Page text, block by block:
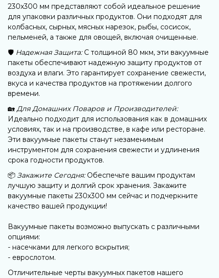
230х300 мм представляют собой идеальное решение
для упаковки различных продуктов. Они подходят для
колбасных, сырных, мясных нарезок, рыбы, сосисок,
пельменей, а также для овощей, включая очищенные.
🛡️ Надежная Защита:С толщиной 80 мкм, эти вакуумные
пакеты обеспечивают надежную защиту продуктов от
воздуха и влаги. Это гарантирует сохранение свежести,
вкуса и качества продуктов на протяжении долгого
времени.
🏡 Для Домашних Поваров и Производителей:
Идеально подходит для использования как в домашних
условиях, так и на производстве, в кафе или ресторане.
Эти вакуумные пакеты станут незаменимым
инструментом для сохранения свежести и удлинения
срока годности продуктов.
📦 Закажите Сегодня:Обеспечьте вашим продуктам
лучшую защиту и долгий срок хранения. Закажите
вакуумные пакеты 230х300 мм сейчас и подчеркните
качество вашей продукции!
Вакуумные пакеты возможно выпускать с различными
опциями:
- насечками для легкого вскрытия;
- еврослотом.
Отличительные черты вакуумных пакетов нашего